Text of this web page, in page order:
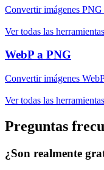
Convertir imágenes
Ver todas las herramientas
WebP a PNG
Convertir imágenes
Ver todas las herramientas
Preguntas
¿Son realmente